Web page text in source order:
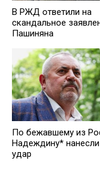
В РЖД ответили на
скандальное
Пашиняна
По бежавшему из
Надеждину*
удар